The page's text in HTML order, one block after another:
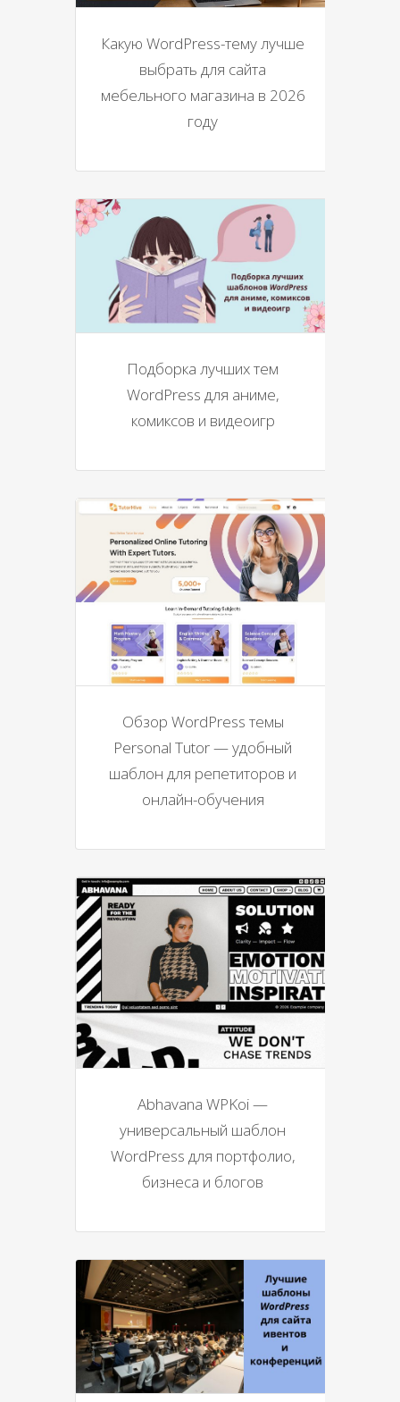
Какую WordPress-тему лучше
выбрать для сайта
мебельного магазина в 2026
году
Подборка лучших тем
WordPress для аниме,
комиксов и видеоигр
Обзор WordPress темы
Personal Tutor — удобный
шаблон для репетиторов и
онлайн-обучения
Abhavana WPKoi —
универсальный шаблон
WordPress для портфолио,
бизнеса и блогов